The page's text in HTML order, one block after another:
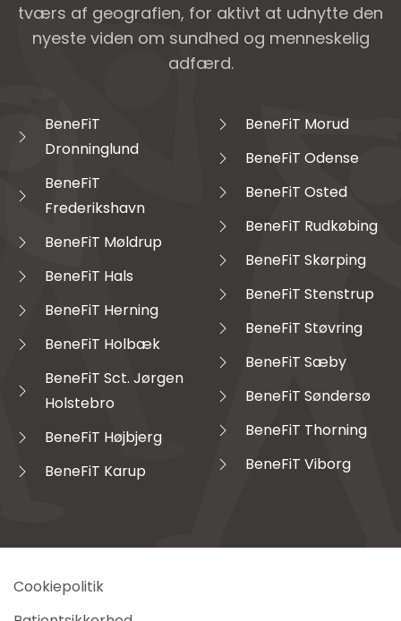
tværs af geografien, for aktivt at udnytte den
nyeste viden om sundhed og menneskelig
adfærd.
BeneFiT
Dronninglund
BeneFiT
Frederikshavn
BeneFiT Møldrup
BeneFiT Hals
BeneFiT Herning
BeneFiT Holbæk
BeneFiT Sct. Jørgen
Holstebro
BeneFiT Højbjerg
BeneFiT Karup
BeneFiT Morud
BeneFiT Odense
BeneFiT Osted
BeneFiT Rudkøbing
BeneFiT Skørping
BeneFiT Stenstrup
BeneFiT Støvring
BeneFiT Sæby
BeneFiT Søndersø
BeneFiT Thorning
BeneFiT Viborg
Cookiepolitik